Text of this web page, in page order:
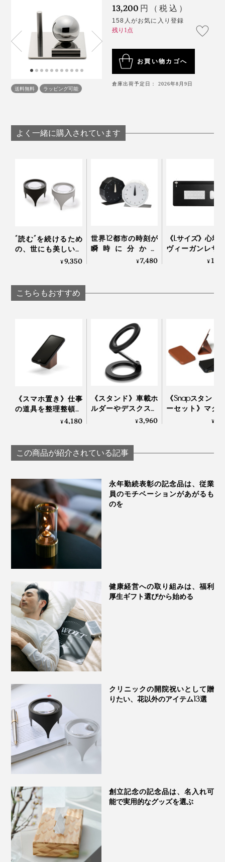
円柱のバーは、側面がツヤ消しの「ブラスト仕上げ」
で、端面が「鏡面仕上げ」。ひとつの立体に2種類の仕
上げを美しく両立させるのは、高い技術があってこそな
のだとか。
裏面は、細い線状の模様をつけた「ヘアライン」仕上げ
にブランドゴロを刻印。
スマホを支えるのは、球。
点で支えるから、スマホだけでなく、厚みの違う「タブ
レット」や「ノート」も立てかけOK。仕事中はもちろ
ん、動画視聴にも役立ちます。
さすがは世界屈指の研磨技術！
そんな裏話をさておいても、視界に端正なデザインを置
くことは、気持ちがスッと落ち着くものだなと感じまし
スマホを立てかけてみると、早速メール新着の通知。目
線の先に画面があるので、顔を向けるだけでロック解除
され、スムーズに確認できるのもGOOD。
寝室のスマホ指定席にも良さそうです。
送料無料 ラッピング可能
13,200 円（税込）
158人がお気に入り登録
残り1点
お買い物カゴへ
倉庫出荷予定日： 2026年8月9日
よく一緒に購入されています
“読む”を続けるため
の、世にも美しいル
ーペ｜TAKEDA
ェクト
¥9,350
世界12都市の時刻が
瞬時に分かる
「World Clock」|
¥7,480
《Lサイズ》心地
ヴィーガンレザ
手触り、自然と
¥
こちらもおすすめ
《スマホ置き》仕事
の道具を整理整頓！
木の温かみにデスク
catcher
¥4,180
《スタンド》車載ホ
ルダーやデスクスタ
ンドに安定感バツグ
設置できる「折りた
たみ式スマホスタン
¥3,960
《Snapスタンド
ーセット》マグ
トで重ねて使用
¥
この商品が紹介されている記事
永年勤続表彰の記念品は、従業
員のモチベーションがあがるも
のを
健康経営への取り組みは、福利
厚生ギフト選びから始める
クリニックの開院祝いとして贈
りたい、花以外のアイテム13選
創立記念の記念品は、名入れ可
能で実用的なグッズを選ぶ